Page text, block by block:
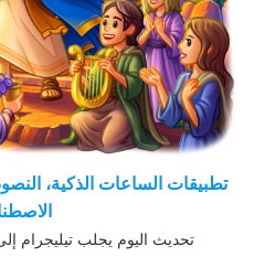
تطبيقات الساعات الذكية،
تحديث اليوم يجلب تيليجرام